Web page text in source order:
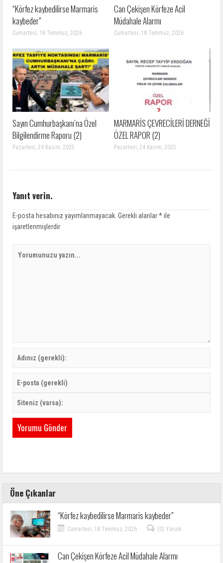
“Körfez kaybedilirse Marmaris
kaybeder”
Cumartesi, 18 Temmuz, 2026
Can Çekişen Körfeze Acil
Müdahale Alarmı
Cumartesi, 18 Temmuz, 2026
Sayın Cumhurbaşkanı’na Özel
Bilgilendirme Raporu (2)
Pazartesi, 24 Kasım, 2025
MARMARİS ÇEVRECİLERİ DERNEĞİ
ÖZEL RAPOR (2)
Pazartesi, 24 Kasım, 2025
Yanıt verin.
E-posta hesabınız yayımlanmayacak. Gerekli alanlar*ile
işaretlenmişlerdir
Öne Çıkanlar
“Körfez kaybedilirse Marmaris kaybeder”
Cumartesi, 18 Temmuz, 2026 (0) Yorum
Can Çekişen Körfeze Acil Müdahale Alarmı